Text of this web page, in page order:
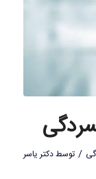
/ توسطدکتر یاسر